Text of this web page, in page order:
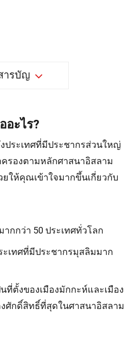
ารบัญ
อะไร?
ประเทศที่มีประชากรส่วนใหญ่
รองตามหลักศาสนาอิสลาม
ยให้คุณเข้าใจมากขึ้นเกี่ยวกับ
กกว่า 50 ประเทศทั่วโลก
ะเทศที่มีประชากรมุสลิมมาก
ที่ตั้งของเมืองมักกะห์และเมือง
ศักดิ์สิทธิ์ที่สุดในศาสนาอิสลาม